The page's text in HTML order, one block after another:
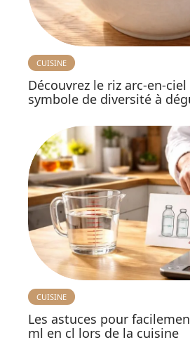
CUISINE
Découvrez le riz arc-en-
symbole de diversité à
CUISINE
Les astuces pour
ml en cl lors de la cuisine